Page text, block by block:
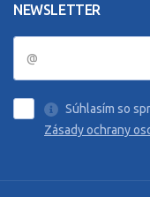
NEWSLETTER
Súhlasím so
Zásady ochrany